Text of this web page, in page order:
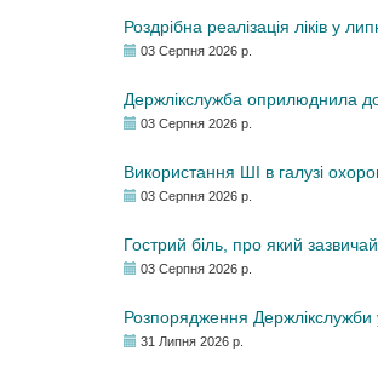
Роздрібна реалізація ліків у
03 Серпня 2026 р.
Держлікслужба оприлюднила
03 Серпня 2026 р.
Використання ШІ в галузі
03 Серпня 2026 р.
Гострий біль, про який
03 Серпня 2026 р.
Розпорядження Держлікслужби
31 Липня 2026 р.